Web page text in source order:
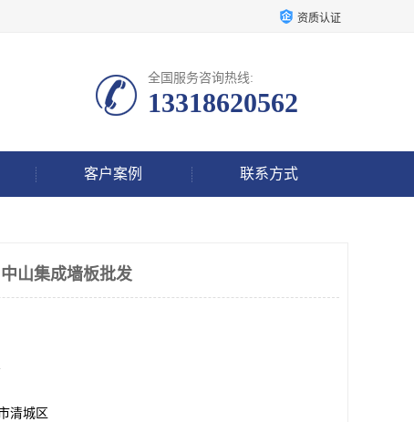
资质认证
全国服务咨询热线:
13318620562
客户案例 联系方式
山集成墙板批发
清城区